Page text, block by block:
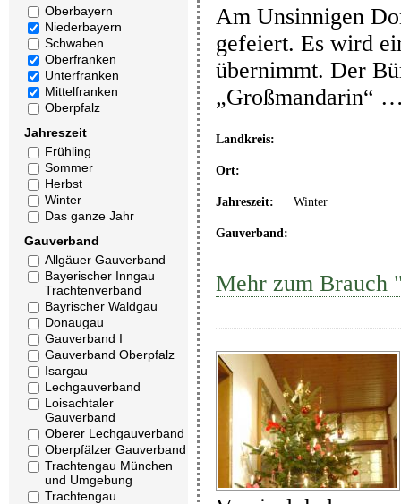
Oberbayern
Niederbayern
Schwaben
Oberfranken
Unterfranken
Mittelfranken
Oberpfalz
Jahreszeit
Frühling
Sommer
Herbst
Winter
Das ganze Jahr
Gauverband
Allgäuer Gauverband
Bayerischer Inngau
Trachtenverband
Bayrischer Waldgau
Donaugau
Gauverband I
Gauverband Oberpfalz
Isargau
Lechgauverband
Loisachtaler
Gauverband
Oberer Lechgauverband
Oberpfälzer Gauverband
Trachtengau München
und Umgebung
Trachtengau
Am Unsinnigen
gefeiert. Es wird
übernimmt. Der
„Großmandarin“
Landkreis:
Ort:
Jahreszeit: Winter
Gauverband:
Mehr zum Brauch